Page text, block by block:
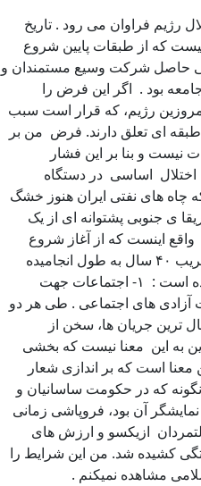
فراوان می رود . تاریخ
که از طبقات پایین شروع
حاصل شرکت وسیع مستمندان و
بود . اگر این فرض را
امروزین رژیم، که قرار است سبب
طبقه ای تعلق دارند. فرض من بر
نیست و بنا بر این فشار
اساسی در دستگاه
چاه های نفتی ایران هنوز خشگ
ی جنوبی پشتوانه ای از یک
اینست که از آغاز شروع
مخالفت ها با رژیم تا به امروز که قریب ۴۰ سال به طول انجامیده
است ، دو نوع مخالفت مشاهده شده است : ۱- اجتماعات جهت
جهت آزادی های اجتماعی . طی هر دو
ترین جریان ها، سخن از
به این معنا نیست که بخشی
معنا است که بر اندازی شعار
که در حکومت ساسانیان و
آن بود، فروپاشی زمانی
ازیکسو و ارزش های
کشیده شد. من این شرایط را
مشاهده نمیکنم .